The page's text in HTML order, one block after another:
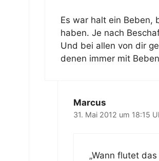
Es war halt ein Beben,
haben. Je nach
Und bei allen von dir
denen immer mit
Marcus
31. Mai 2012 um 18:15
„Wann flutet